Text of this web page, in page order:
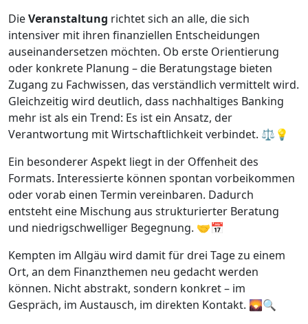
DieVeranstaltung richtet sich an alle, die sich
intensiver mit ihren finanziellen Entscheidungen
auseinandersetzen möchten. Ob erste Orientierung
oder konkrete Planung – die Beratungstage bieten
Zugang zu Fachwissen, das verständlich vermittelt wird.
Gleichzeitig wird deutlich, dass nachhaltiges Banking
mehr ist als ein Trend: Es ist ein Ansatz, der
Verantwortung mit Wirtschaftlichkeit verbindet. ⚖️💡
Ein besonderer Aspekt liegt in der Offenheit des
Formats. Interessierte können spontan vorbeikommen
oder vorab einen Termin vereinbaren. Dadurch
entsteht eine Mischung aus strukturierter Beratung
und niedrigschwelliger Begegnung. 🤝📅
Kempten im Allgäu wird damit für drei Tage zu einem
Ort, an dem Finanzthemen neu gedacht werden
können. Nicht abstrakt, sondern konkret – im
Gespräch, im Austausch, im direkten Kontakt. 🌄🔍